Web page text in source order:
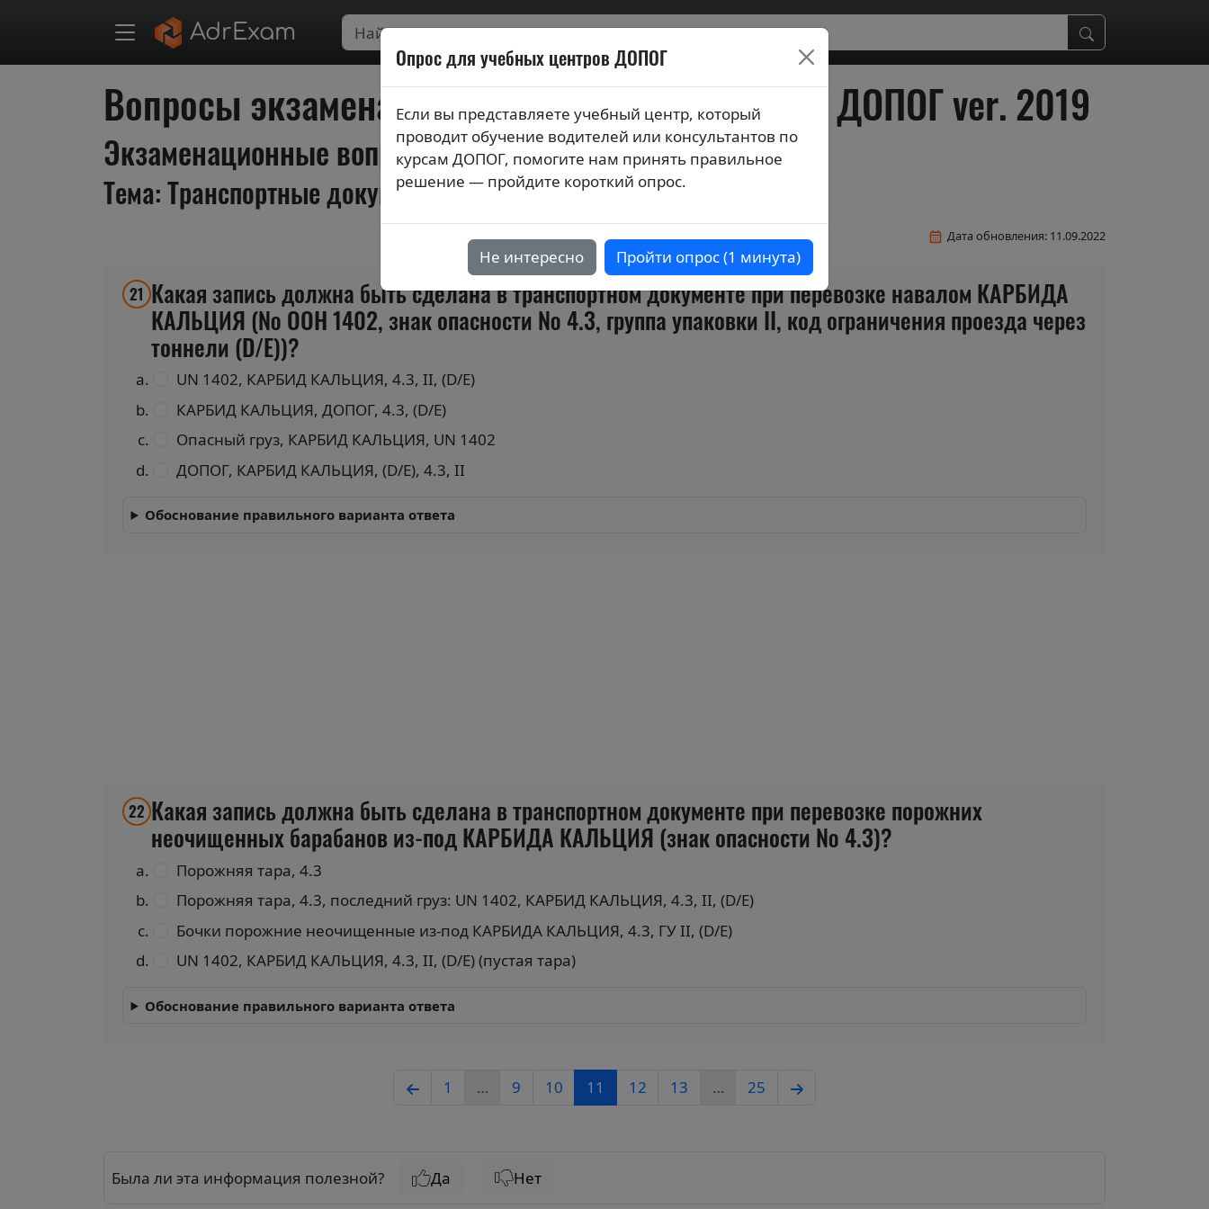
AdrExam
Вопросы экзаменационных билетов по курсам ДОПОГ ver. 2019
Экзаменационные вопросы по темам базового курса
Тема: Транспортные документы
Дата обновления: 11.09.2022
21 Какая запись должна быть сделана в транспортном документе при перевозке навалом КАРБИДА
КАЛЬЦИЯ (№ ООН 1402, знак опасности № 4.3, группа упаковки II, код ограничения проезда через
тоннели (D/Е))?
UN 1402, КАРБИД КАЛЬЦИЯ, 4.3, II, (D/Е)
КАРБИД КАЛЬЦИЯ, ДОПОГ, 4.3, (D/Е)
Опасный груз, КАРБИД КАЛЬЦИЯ, UN 1402
ДОПОГ, КАРБИД КАЛЬЦИЯ, (D/Е), 4.3, II
Обоснование правильного варианта ответа
22 Какая запись должна быть сделана в транспортном документе при перевозке порожних
неочищенных барабанов из-под КАРБИДА КАЛЬЦИЯ (знак опасности № 4.3)?
Порожняя тара, 4.3
Порожняя тара, 4.3, последний груз: UN 1402, КАРБИД КАЛЬЦИЯ, 4.3, II, (D/Е)
Бочки порожние неочищенные из-под КАРБИДА КАЛЬЦИЯ, 4.3, ГУ II, (D/Е)
UN 1402, КАРБИД КАЛЬЦИЯ, 4.3, II, (D/Е) (пустая тара)
Обоснование правильного варианта ответа
1 … 9 10 11 12 13 … 25
Была ли эта информация полезной? Да Нет
Опрос для учебных центров ДОПОГ
Если вы представляете учебный центр, который
проводит обучение водителей или консультантов по
курсам ДОПОГ, помогите нам принять правильное
решение — пройдите короткий опрос.
Не интересно Пройти опрос (1 минута)